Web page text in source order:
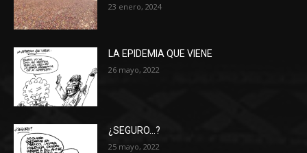
23 enero, 2024
LA EPIDEMIA QUE VIENE
26 mayo, 2022
¿SEGURO…?
25 mayo, 2022